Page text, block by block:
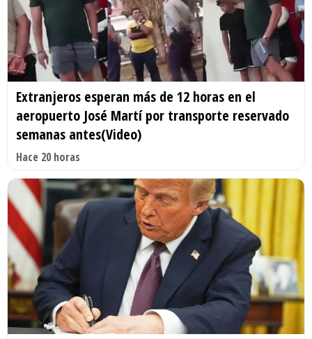
Extranjeros esperan más de 12 horas en el
aeropuerto José Martí por transporte reservado
semanas antes(Video)
Hace 20 horas